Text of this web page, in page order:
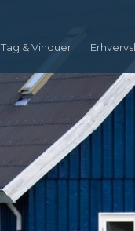
Tag & Vinduer